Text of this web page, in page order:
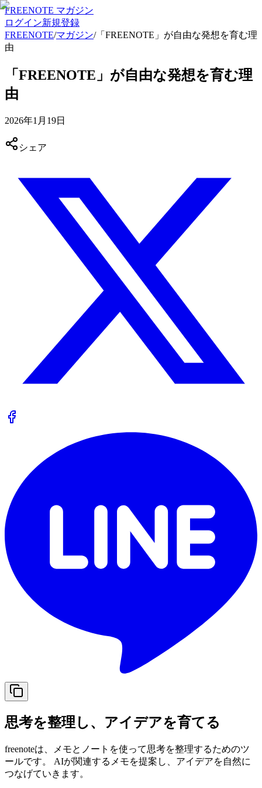
FREENOTE マガジン
ログイン新規登録
FREENOTE/マガジン/「FREENOTE」が自由な発想を育む理
由
「FREENOTE」が自由な発想を育む理
由
2026年1月19日
シェア
思考を整理し、アイデアを育てる
freenoteは、メモとノートを使って思考を整理するためのツ
ールです。 AIが関連するメモを提案し、アイデアを自然に
つなげていきます。